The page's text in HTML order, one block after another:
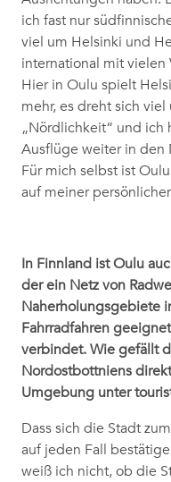
ich fast nur
viel um Helsinki und
international mit
Hier in Oulu spielt
mehr, es dreht sich
„Nördlichkeit“ und ich
Ausflüge weiter in den
Für mich selbst ist
auf meiner
In Finnland ist Oulu
der ein Netz von
Naherholungsgebiete
Fahrradfahren
verbindet. Wie gefällt
Nordostbottniens
Umgebung unter
Dass sich die Stadt
auf jeden Fall
weiß ich nicht, ob die